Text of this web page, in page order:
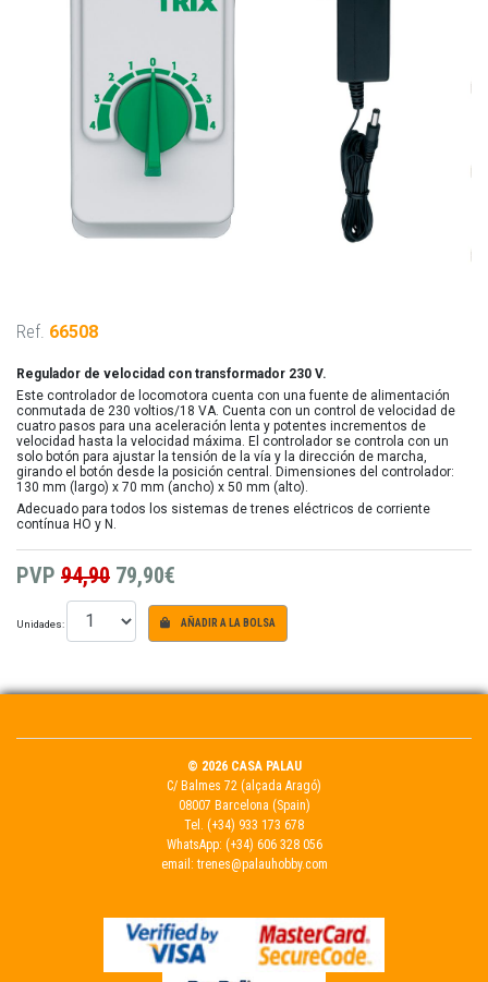
Ref. 66508
Regulador de velocidad con transformador 230 V.
Este controlador de locomotora cuenta con una fuente de alimentación
conmutada de 230 voltios/18 VA. Cuenta con un control de velocidad de
cuatro pasos para una aceleración lenta y potentes incrementos de
velocidad hasta la velocidad máxima. El controlador se controla con un
solo botón para ajustar la tensión de la vía y la dirección de marcha,
girando el botón desde la posición central. Dimensiones del controlador:
130 mm (largo) x 70 mm (ancho) x 50 mm (alto).
Adecuado para todos los sistemas de trenes eléctricos de corriente
contínua HO y N.
PVP 94,90 79,90€
Unidades: AÑADIR A LA BOLSA
© 2026 CASA PALAU
C/ Balmes 72 (alçada Aragó)
08007 Barcelona (Spain)
Tel. (+34) 933 173 678
WhatsApp: (+34) 606 328 056
email: trenes@palauhobby.com